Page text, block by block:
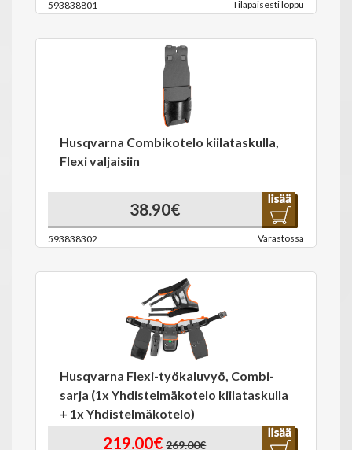
593838801 Tilapäisesti loppu
Husqvarna Combikotelo kiilataskulla,
Flexi valjaisiin
38.90€
593838302 Varastossa
Husqvarna Flexi-työkaluvyö, Combi-
sarja (1x Yhdistelmäkotelo kiilataskulla
+ 1x Yhdistelmäkotelo)
219.00€ 269.00€